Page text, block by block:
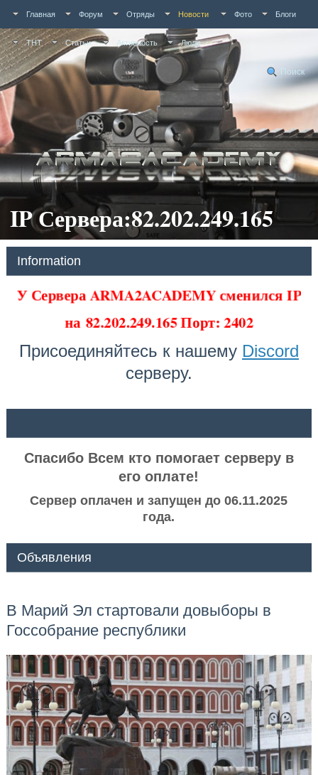
Главная Форум Отряды Новости Фото Блоги
ТНТ Статьи Активность Люди
Поиск
IP Сервера:82.202.249.165
Information
У Сервера ARMA2ACADEMY сменился IP
на82.202.249.165 Порт: 2402
Присоединяйтесь к нашему Discord
серверу.
Спасибо Всем кто помогает серверу в
его оплате!
Сервер оплачен и запущен до 06.11.2025
года.
Объявления
В Марий Эл стартовали довыборы в
Госсобрание республики